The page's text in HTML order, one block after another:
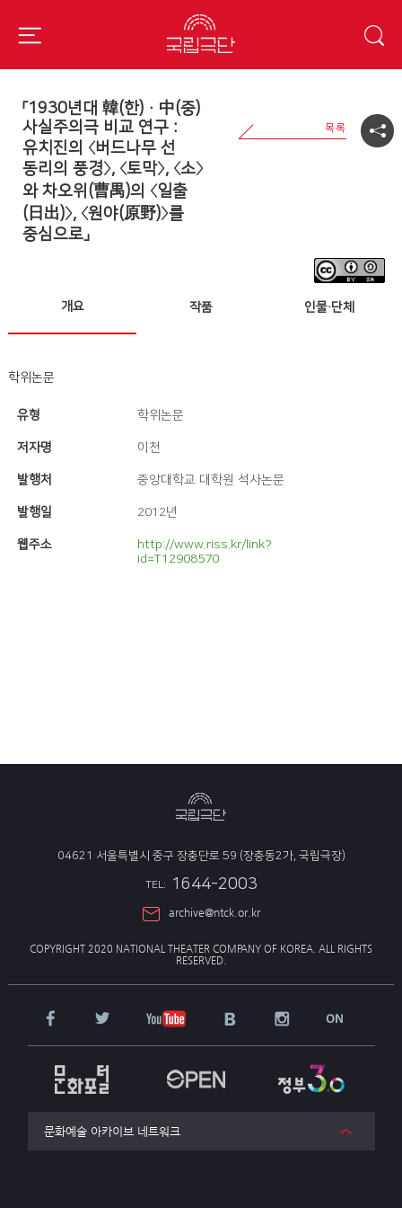
「1930년대 韓(한)ㆍ中(중)
사실주의극 비교 연구 :
유치진의 〈버드나무 선
동리의 풍경〉, 〈토막〉, 〈소〉
와 차오위(曹禺)의 〈일출
(日出)〉, 〈원야(原野)〉를
중심으로」
개요 작품 인물·단체
학위논문
유형 학위논문
저자명 이천
발행처 중앙대학교 대학원 석사논문
발행일 2012년
웹주소
http://www.riss.kr/link?
id=T12908570
04621 서울특별시 중구 장충단로 59 (장충동2가, 국립극장)
TEL: 1644-2003
archive@ntck.or.kr
COPYRIGHT 2020 NATIONAL THEATER COMPANY OF KOREA. ALL RIGHTS
RESERVED.
문화예술 아카이브 네트워크